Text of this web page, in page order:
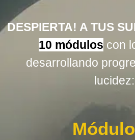
DESPIERTA! A TUS
10 módulos con
desarrollando
lucidez: